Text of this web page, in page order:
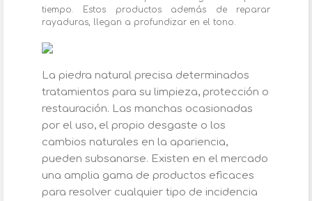
tiempo. Estos productos además de reparar
rayaduras, llegan a profundizar en el tono.
La piedra natural precisa determinados
tratamientos para su limpieza, protección o
restauración. Las manchas ocasionadas
por el uso, el propio desgaste o los
cambios naturales en la apariencia,
pueden subsanarse. Existen en el mercado
una amplia gama de productos eficaces
para resolver cualquier tipo de incidencia